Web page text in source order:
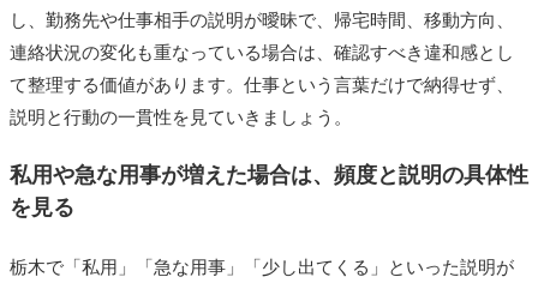
し、勤務先や仕事相手の説明が曖昧で、帰宅時間、移動方向、
連絡状況の変化も重なっている場合は、確認すべき違和感とし
て整理する価値があります。仕事という言葉だけで納得せず、
説明と行動の一貫性を見ていきましょう。
私用や急な用事が増えた場合は、頻度と説明の具体性
を見る
栃木で「私用」「急な用事」「少し出てくる」といった説明が